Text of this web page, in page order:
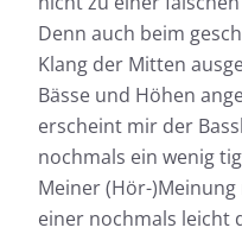
Denn auch beim
Klang der Mitten
Bässe und Höhen
erscheint mir der
nochmals ein wenig
Meiner (Hör-
einer nochmals leicht
der
Anhand des
klanglichen
beschreiben. Die
den hörbaren Bereich
einer Kurve ab. Für